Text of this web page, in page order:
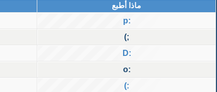
ماذا أطبع
:p
;)
:D
:o
:)